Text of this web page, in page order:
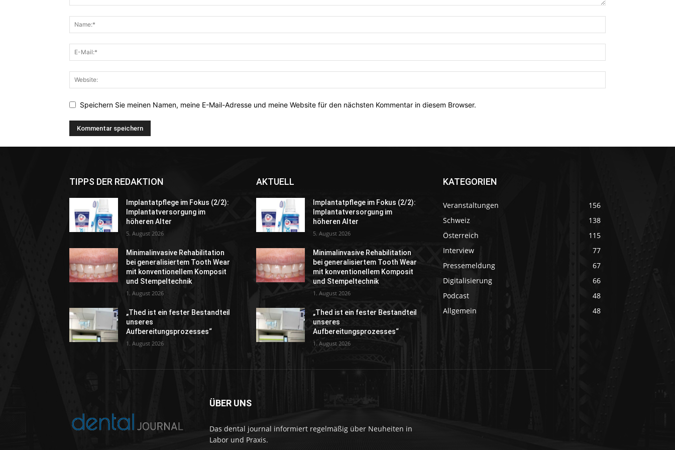
Speichern Sie meinen Namen, meine E-Mail-Adresse und meine Website für den nächsten Kommentar in diesem Browser.
TIPPS DER REDAKTION
Implantatpflege im Fokus (2/2):
Implantatversorgung im
höheren Alter
5. August 2026
Minimalinvasive Rehabilitation
bei generalisiertem Tooth Wear
mit konventionellem Komposit
und Stempeltechnik
1. August 2026
„Thed ist ein fester Bestandteil
unseres
Aufbereitungsprozesses“
1. August 2026
AKTUELL
Implantatpflege im Fokus (2/2):
Implantatversorgung im
höheren Alter
5. August 2026
Minimalinvasive Rehabilitation
bei generalisiertem Tooth Wear
mit konventionellem Komposit
und Stempeltechnik
1. August 2026
„Thed ist ein fester Bestandteil
unseres
Aufbereitungsprozesses“
1. August 2026
KATEGORIEN
Veranstaltungen
156
Schweiz
138
Österreich
115
Interview
77
Pressemeldung
67
Digitalisierung
66
Podcast
48
Allgemein
48
ÜBER UNS
Das dental journal informiert regelmäßig über Neuheiten in
Labor und Praxis.